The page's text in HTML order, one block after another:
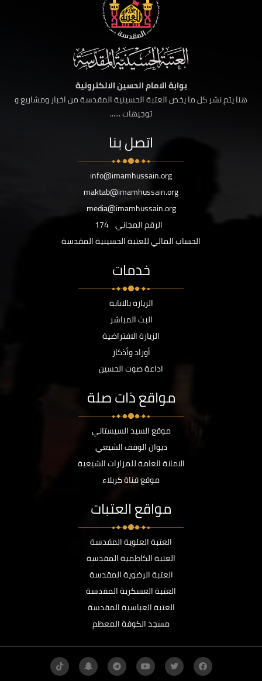
بوابة الامام الحسين الالكترونية
هنا يتم نشر كل ما يخص العتبة الحسينية المقدسة من اخبار ومشاريع و
توجيهات ......
اتصل بنا
info@imamhussain.org
maktab@imamhussain.org
media@imamhussain.org
الرقم المجاني 174
الحساب المالي للعتبة الحسينية المقدسة
خدمات
الزيارة بالانابة
البث المباشر
الزيارة الافتراضية
أوراد وأذكار
اذاعة صوت الحسين
مواقع ذات صلة
موقع السيد السيستاني
ديوان الوقف الشيعي
الامانة العامة للمزارات الشيعية
موقع قناة كربلاء
مواقع العتبات
العتبة العلوية المقدسة
العتبة الكاظمية المقدسة
العتبة الرضوية المقدسة
العتبة العسكرية المقدسة
العتبة العباسية المقدسة
مسجد الكوفة المعظم